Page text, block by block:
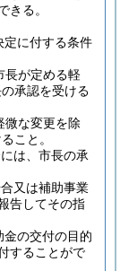
きる。
定に付する条件
長が定める軽
承認を受ける
微な変更を除
こと。
は、市長の承
又は補助事業
告してその指
の交付の目的
することがで